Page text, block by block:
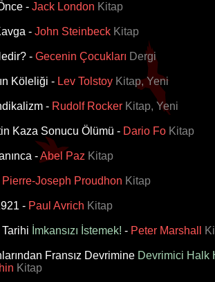
- Jack London Kitap
- John Steinbeck Kitap
- Gecenin Çocukları Dergi
Köleliği - Lev Tolstoy Kitap, Yeni
- Rudolf Rocker Kitap, Yeni
Kaza Sonucu Ölümü - Dario Fo Kitap
-Abel Paz Kitap
Pierre-Joseph Proudhon Kitap
- Paul Avrich Kitap
İmkansızı İstemek! - Peter Marshall
Fransız Devrimine Devrimici Halk
Kitap